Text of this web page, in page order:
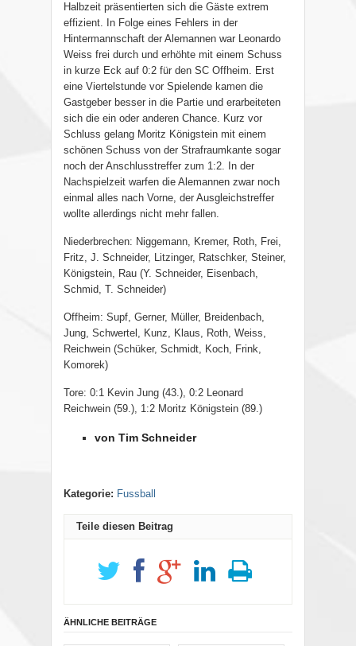
Halbzeit präsentierten sich die Gäste extrem
effizient. In Folge eines Fehlers in der
Hintermannschaft der Alemannen war Leonardo
Weiss frei durch und erhöhte mit einem Schuss
in kurze Eck auf 0:2 für den SC Offheim. Erst
eine Viertelstunde vor Spielende kamen die
Gastgeber besser in die Partie und erarbeiteten
sich die ein oder anderen Chance. Kurz vor
Schluss gelang Moritz Königstein mit einem
schönen Schuss von der Strafraumkante sogar
noch der Anschlusstreffer zum 1:2. In der
Nachspielzeit warfen die Alemannen zwar noch
einmal alles nach Vorne, der Ausgleichstreffer
wollte allerdings nicht mehr fallen.
Niederbrechen: Niggemann, Kremer, Roth, Frei,
Fritz, J. Schneider, Litzinger, Ratschker, Steiner,
Königstein, Rau (Y. Schneider, Eisenbach,
Schmid, T. Schneider)
Offheim: Supf, Gerner, Müller, Breidenbach,
Jung, Schwertel, Kunz, Klaus, Roth, Weiss,
Reichwein (Schüker, Schmidt, Koch, Frink,
Komorek)
Tore: 0:1 Kevin Jung (43.), 0:2 Leonard
Reichwein (59.), 1:2 Moritz Königstein (89.)
von Tim Schneider
Kategorie: Fussball
Teile diesen Beitrag
ÄHNLICHE BEITRÄGE